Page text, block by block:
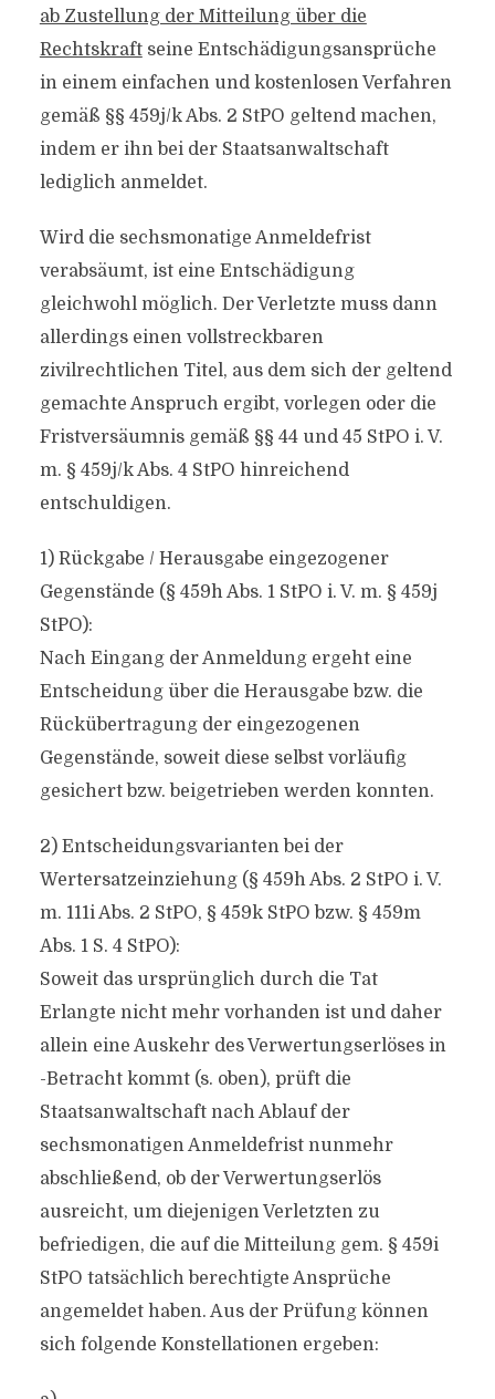
ab Zustellung der Mitteilung über die
Rechtskraftseine Entschädigungsansprüche
in einem einfachen und kostenlosen Verfahren
gemäß §§ 459j/k Abs. 2 StPO geltend machen,
indem er ihn bei der Staatsanwaltschaft
lediglich anmeldet.
Wird die sechsmonatige Anmeldefrist
verabsäumt, ist eine Entschädigung
gleichwohl möglich. Der Verletzte muss dann
allerdings einen vollstreckbaren
zivilrechtlichen Titel, aus dem sich der geltend
gemachte Anspruch ergibt, vorlegen oder die
Fristversäumnis gemäß §§ 44 und 45 StPO i. V.
m. § 459j/k Abs. 4 StPO hinreichend
entschuldigen.
1) Rückgabe / Herausgabe eingezogener
Gegenstände (§ 459h Abs. 1 StPO i. V. m. § 459j
StPO):
Nach Eingang der Anmeldung ergeht eine
Entscheidung über die Herausgabe bzw. die
Rückübertragung der eingezogenen
Gegenstände, soweit diese selbst vorläufig
gesichert bzw. beigetrieben werden konnten.
2) Entscheidungsvarianten bei der
Wertersatzeinziehung (§ 459h Abs. 2 StPO i. V.
m. 111i Abs. 2 StPO, § 459k StPO bzw. § 459m
Abs. 1 S. 4 StPO):
Soweit das ursprünglich durch die Tat
Erlangte nicht mehr vorhanden ist und daher
allein eine Auskehr des Verwertungserlöses in
-Betracht kommt (s. oben), prüft die
Staatsanwaltschaft nach Ablauf der
sechsmonatigen Anmeldefrist nunmehr
abschließend, ob der Verwertungserlös
ausreicht, um diejenigen Verletzten zu
befriedigen, die auf die Mitteilung gem. § 459i
StPO tatsächlich berechtigte Ansprüche
angemeldet haben. Aus der Prüfung können
sich folgende Konstellationen ergeben: